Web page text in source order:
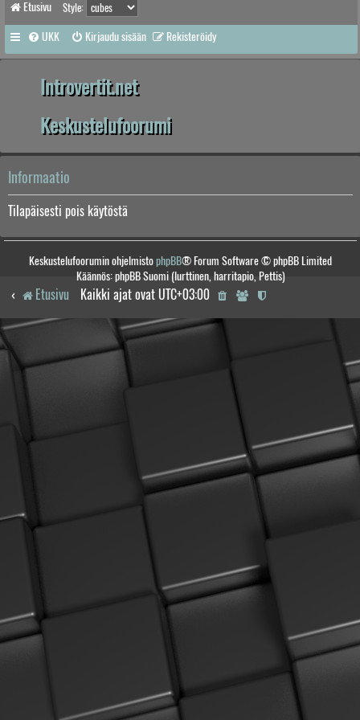
Etusivu Style:
UKK Kirjaudu sisään Rekisteröidy
Introvertit.net
Keskustelufoorumi
Informaatio
Tilapäisesti pois käytöstä
Keskustelufoorumin ohjelmistophpBB® Forum Software © phpBB Limited
Käännös: phpBB Suomi (lurttinen, harritapio, Pettis)
Etusivu Kaikki ajat ovat UTC+03:00